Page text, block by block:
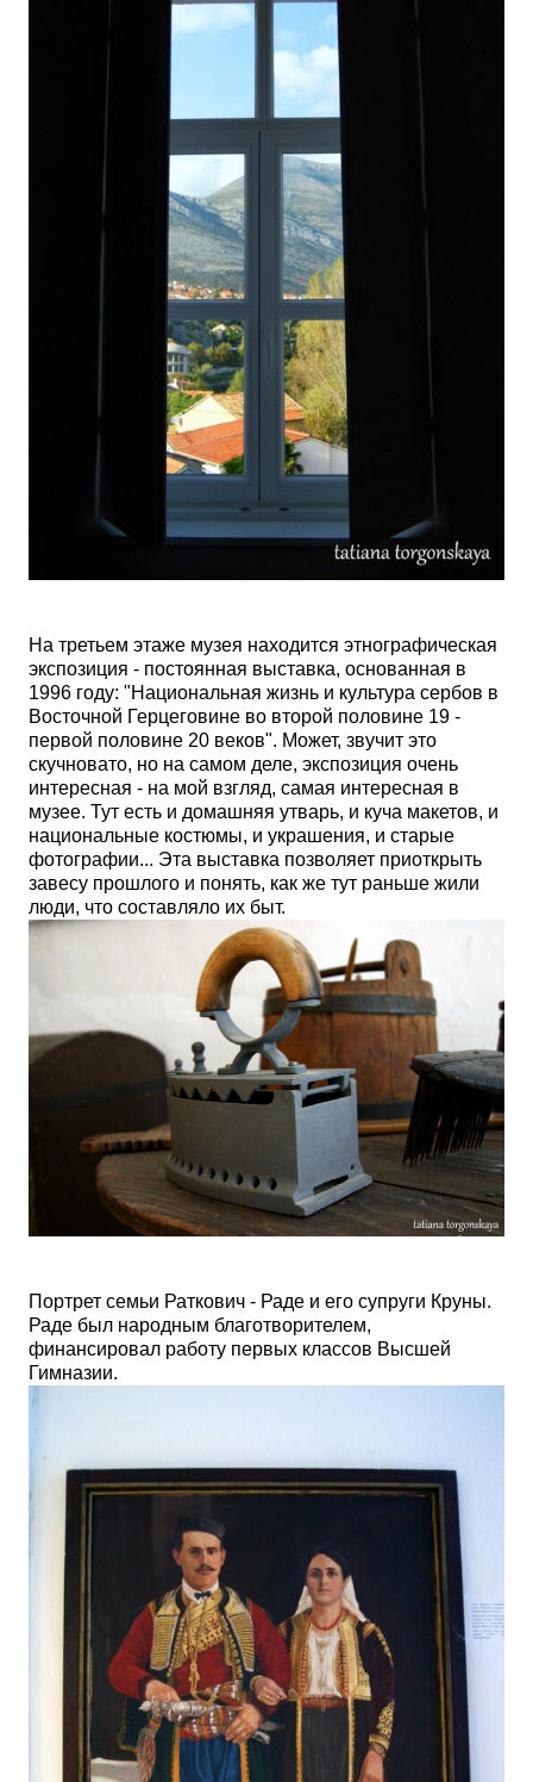
На третьем этаже музея находится этнографическая
экспозиция - постоянная выставка, основанная в
1996 году: "Национальная жизнь и культура сербов в
Восточной Герцеговине во второй половине 19 -
первой половине 20 веков". Может, звучит это
скучновато, но на самом деле, экспозиция очень
интересная - на мой взгляд, самая интересная в
музее. Тут есть и домашняя утварь, и куча макетов, и
национальные костюмы, и украшения, и старые
фотографии... Эта выставка позволяет приоткрыть
завесу прошлого и понять, как же тут раньше жили
люди, что составляло их быт.
Портрет семьи Раткович - Раде и его супруги Круны.
Раде был народным благотворителем,
финансировал работу первых классов Высшей
Гимназии.